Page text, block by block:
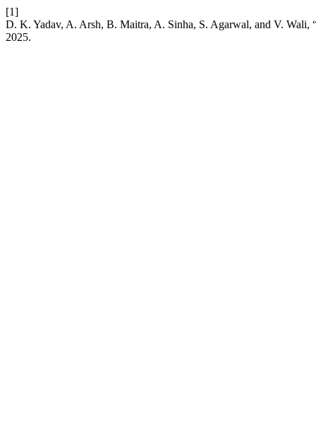
[1]
D. K. Yadav, A. Arsh, B. Maitra, A. Sinha, S. Agarwal, and V. Wali,
2025.